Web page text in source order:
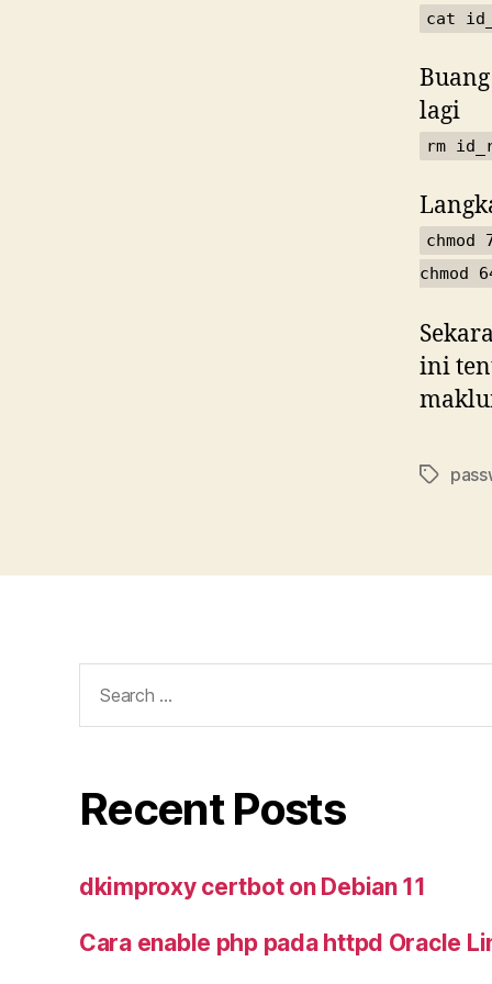
cat
lagi
rm
chmod
chmod
ini
Tags
for:
Recent Posts
dkimproxy certbot on Debian 11
Cara enable php pada httpd Oracle